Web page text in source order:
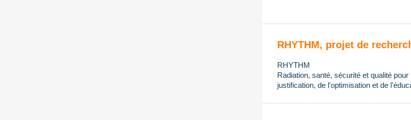
RHYTHM, projet de
RHYTHM
Radiation, santé, sécurité et qualité
justification, de l'optimisation et de